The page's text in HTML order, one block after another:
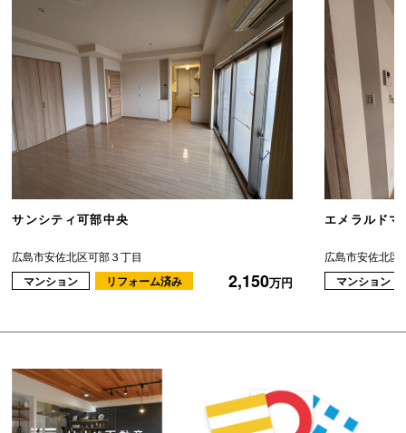
サンシティ可部中央
広島市安佐北区可部３丁目
マンション リフォーム済み 2,150万円
エメラルド
広島市安佐北区
マンション